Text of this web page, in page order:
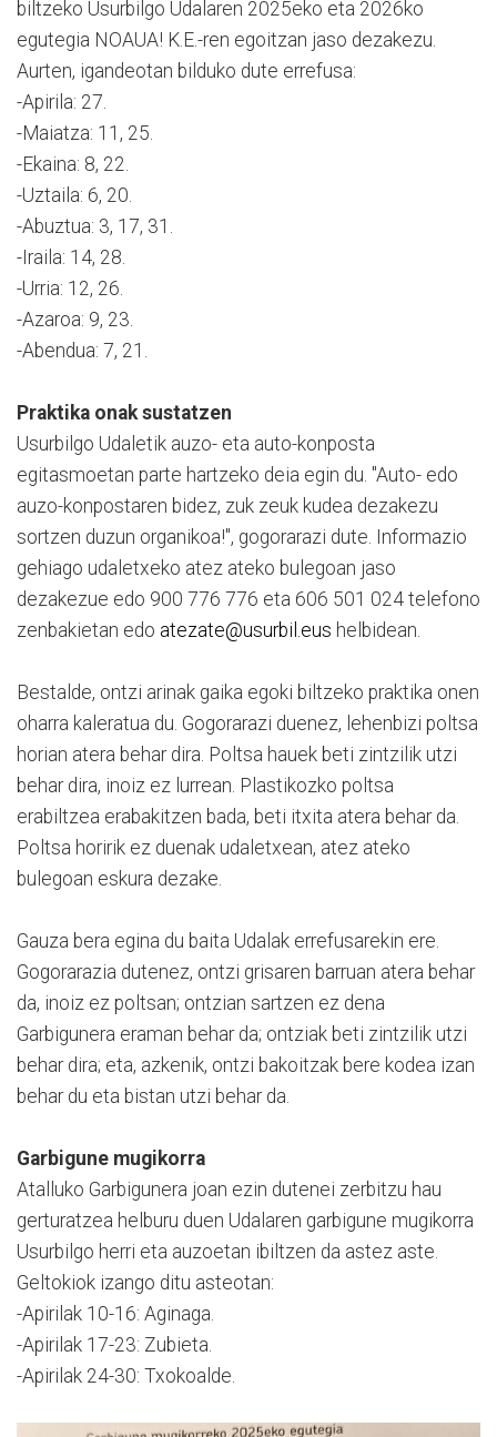
biltzeko Usurbilgo Udalaren 2025eko eta 2026ko
egutegia NOAUA! K.E.-ren egoitzan jaso dezakezu.
Aurten, igandeotan bilduko dute errefusa:
-Apirila: 27.
-Maiatza: 11, 25.
-Ekaina: 8, 22.
-Uztaila: 6, 20.
-Abuztua: 3, 17, 31.
-Iraila: 14, 28.
-Urria: 12, 26.
-Azaroa: 9, 23.
-Abendua: 7, 21.
Praktika onak sustatzen
Usurbilgo Udaletik auzo- eta auto-konposta
egitasmoetan parte hartzeko deia egin du. "Auto- edo
auzo-konpostaren bidez, zuk zeuk kudea dezakezu
sortzen duzun organikoa!", gogorarazi dute. Informazio
gehiago udaletxeko atez ateko bulegoan jaso
dezakezue edo 900 776 776 eta 606 501 024 telefono
zenbakietan edo atezate@usurbil.eus helbidean.
Bestalde, ontzi arinak gaika egoki biltzeko praktika onen
oharra kaleratua du. Gogorarazi duenez, lehenbizi poltsa
horian atera behar dira. Poltsa hauek beti zintzilik utzi
behar dira, inoiz ez lurrean. Plastikozko poltsa
erabiltzea erabakitzen bada, beti itxita atera behar da.
Poltsa horirik ez duenak udaletxean, atez ateko
bulegoan eskura dezake.
Gauza bera egina du baita Udalak errefusarekin ere.
Gogorarazia dutenez, ontzi grisaren barruan atera behar
da, inoiz ez poltsan; ontzian sartzen ez dena
Garbigunera eraman behar da; ontziak beti zintzilik utzi
behar dira; eta, azkenik, ontzi bakoitzak bere kodea izan
behar du eta bistan utzi behar da.
Garbigune mugikorra
Atalluko Garbigunera joan ezin dutenei zerbitzu hau
gerturatzea helburu duen Udalaren garbigune mugikorra
Usurbilgo herri eta auzoetan ibiltzen da astez aste.
Geltokiok izango ditu asteotan:
-Apirilak 10-16: Aginaga.
-Apirilak 17-23: Zubieta.
-Apirilak 24-30: Txokoalde.